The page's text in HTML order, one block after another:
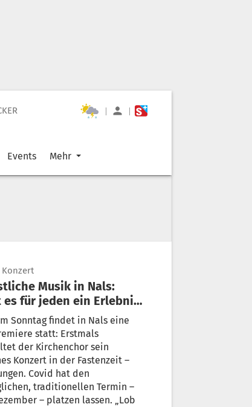
| |
Events Mehr
Konzert
es für jeden ein Erlebnis
Sonntag findet in Nals eine
statt: Erstmals
der Kirchenchor sein
Konzert in der Fastenzeit –
Covid hat den
traditionellen Termin –
– platzen lassen. „Lob